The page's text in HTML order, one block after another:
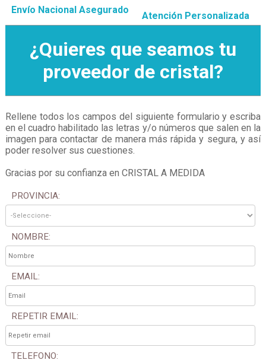
Envío Nacional Asegurado
Atención Personalizada
¿Quieres que seamos tu
proveedor de cristal?
Rellene todos los campos del siguiente formulario y escriba
en el cuadro habilitado las letras y/o números que salen en la
imagen para contactar de manera más rápida y segura, y así
poder resolver sus cuestiones.
Gracias por su confianza en CRISTAL A MEDIDA
PROVINCIA:
NOMBRE:
EMAIL:
REPETIR EMAIL:
TELEFONO: